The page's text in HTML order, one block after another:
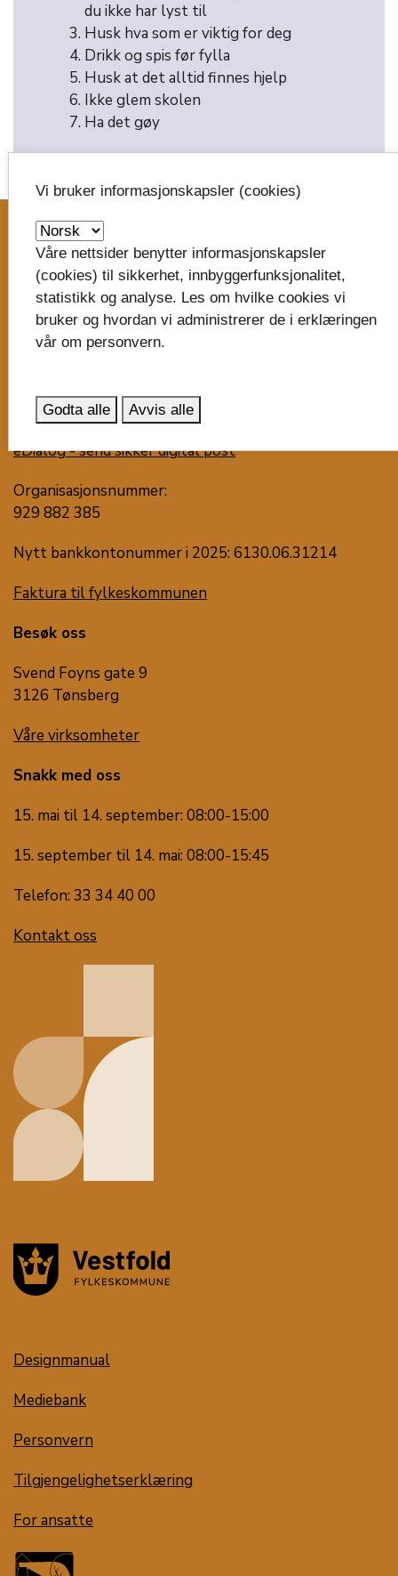
du ikke har lyst til
Husk hva som er viktig for deg
Drikk og spis før fylla
Husk at det alltid finnes hjelp
Ikke glem skolen
Ha det gøy
image_search
Skriv til oss
Vestfold fylkeskommune
Postboks 1213
Trudvang
post@vestfoldfylke.no
eDialog - send sikker digital post
Organisasjonsnummer:
929 882 385
Nytt bankkontonummer i 2025: 6130.06.31214
Faktura til fylkeskommunen
Besøk oss
Svend Foyns gate 9
3126 Tønsberg
Våre virksomheter
Snakk med oss
15. mai til 14. september: 08:00-15:00
15. september til 14. mai: 08:00-15:45
Telefon: 33 34 40 00
Kontakt oss
Designmanual
Mediebank
Personvern
Tilgjengelighetserklæring
For ansatte
Vi bruker informasjonskapsler (cookies)
Våre nettsider benytter informasjonskapsler
(cookies) til sikkerhet, innbyggerfunksjonalitet,
statistikk og analyse. Les om hvilke cookies vi
bruker og hvordan vi administrerer de i erklæringen
vår om personvern.
Godta alle Avvis alle